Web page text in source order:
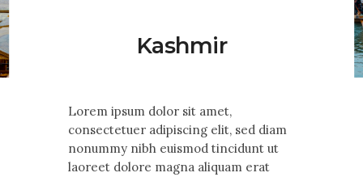
Kashmir
Lorem ipsum dolor sit amet,
consectetuer adipiscing elit, sed diam
nonummy nibh euismod tincidunt ut
laoreet dolore magna aliquam erat